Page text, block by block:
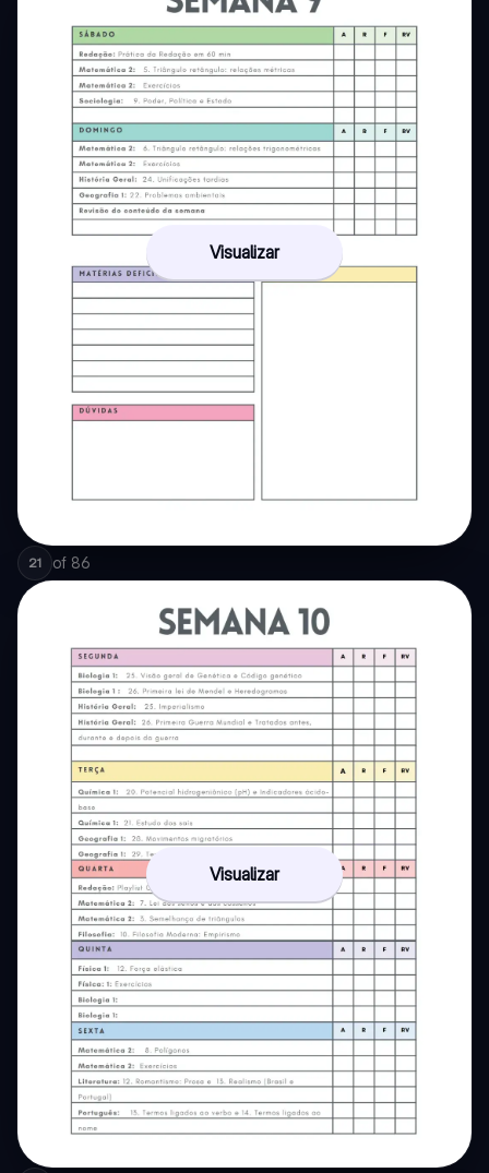
Visualizar
21 of 86
Visualizar